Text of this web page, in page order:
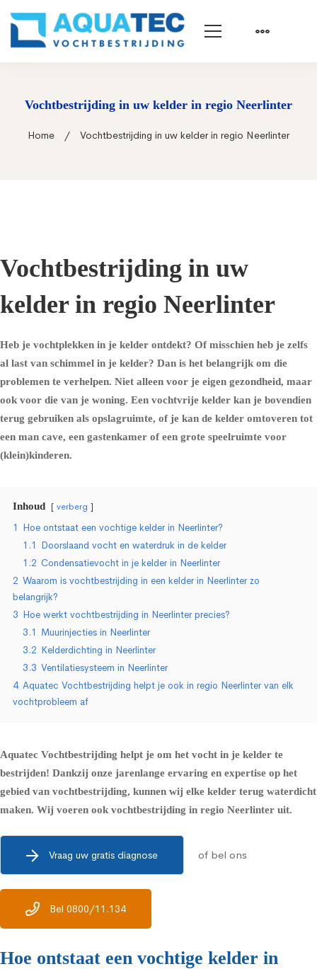
Vochtbestrijding in uw kelder in regio Neerlinter
Home Vochtbestrijding in uw kelder in regio Neerlinter
Vochtbestrijding in uw
kelder in regio Neerlinter
Heb je vochtplekken in je kelder ontdekt? Of misschien heb je zelfs
al last van schimmel in je kelder? Dan is het belangrijk om die
problemen te verhelpen. Niet alleen voor je eigen gezondheid, maar
ook voor die van je woning. Een vochtvrije kelder kan je bovendien
terug gebruiken als opslagruimte, of je kan de kelder omtoveren tot
een man cave, een gastenkamer of een grote speelruimte voor
(klein)kinderen.
Inhoud verberg
1 Hoe ontstaat een vochtige kelder in Neerlinter?
1.1 Doorslaand vocht en waterdruk in de kelder
1.2 Condensatievocht in je kelder in Neerlinter
2 Waarom is vochtbestrijding in een kelder in Neerlinter zo
belangrijk?
3 Hoe werkt vochtbestrijding in Neerlinter precies?
3.1 Muurinjecties in Neerlinter
3.2 Kelderdichting in Neerlinter
3.3 Ventilatiesysteem in Neerlinter
4 Aquatec Vochtbestrijding helpt je ook in regio Neerlinter van elk
vochtprobleem af
Aquatec Vochtbestrijding helpt je om het vocht in je kelder te
bestrijden! Dankzij onze jarenlange ervaring en expertise op het
gebied van vochtbestrijding, kunnen wij elke kelder terug waterdicht
maken. Wij voeren ook vochtbestrijding in regio Neerlinter uit.
Vraag uw gratis diagnose of bel ons
Bel 0800/11.134
Hoe ontstaat een vochtige kelder in